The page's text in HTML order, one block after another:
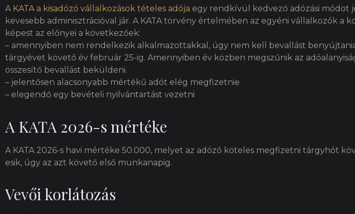
A KATA a kisadózó vállalkozások tételes adója egy rendkívül kedvező adózási módot
kevesebb adminisztrációval jár. A KATA törvény értelmében az egyéni vállalkozók a
képest az előnyei a következőek:
– amennyiben nem rendelkezik alkalmazottakkal, úgy nem kell bevallást
tárgyévet követő év február 25-ig. Amennyiben év közben megszűnik az
összesítő bevallást beküldeni.
– jelentősen alacsonyabb mértékű adót elég megfizetnie
– elegendő egy bevételi nyilvántartást vezetni
A KATA 2026-s mértéke
A KATA 2026-s havi mértéke 50.000, melyet az adózó köteles megfizetni tárgyhót
esik, úgy az azt követő első munkanapig.
Vevői korlátozás